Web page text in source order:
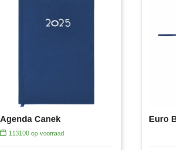
Agenda Canek
113100 op voorraad